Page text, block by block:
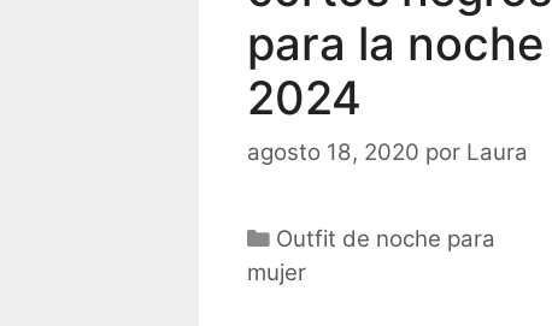
para la noche
2024
agosto 18, 2020 por Laura
Categorías
Outfit de noche para
mujer